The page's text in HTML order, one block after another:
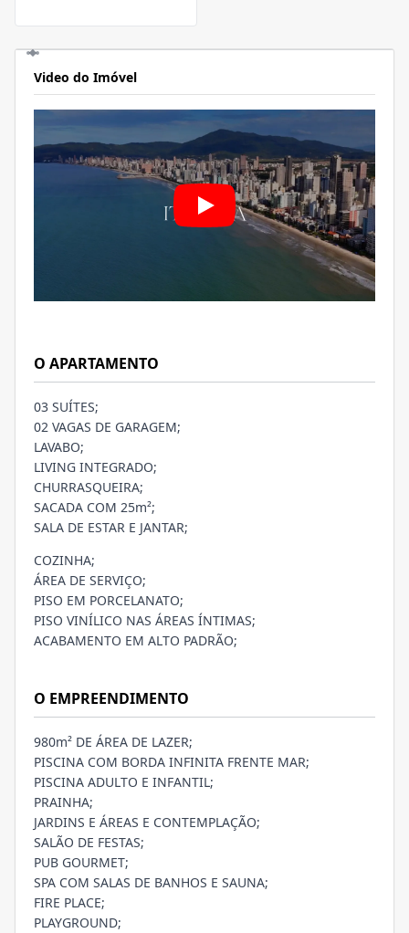
Video do Imóvel
O APARTAMENTO
03 SUÍTES;
02 VAGAS DE GARAGEM;
LAVABO;
LIVING INTEGRADO;
CHURRASQUEIRA;
SACADA COM 25m²;
SALA DE ESTAR E JANTAR;
COZINHA;
ÁREA DE SERVIÇO;
PISO EM PORCELANATO;
PISO VINÍLICO NAS ÁREAS ÍNTIMAS;
ACABAMENTO EM ALTO PADRÃO;
O EMPREENDIMENTO
980m² DE ÁREA DE LAZER;
PISCINA COM BORDA INFINITA FRENTE MAR;
PISCINA ADULTO E INFANTIL;
PRAINHA;
JARDINS E ÁREAS E CONTEMPLAÇÃO;
SALÃO DE FESTAS;
PUB GOURMET;
SPA COM SALAS DE BANHOS E SAUNA;
FIRE PLACE;
PLAYGROUND;